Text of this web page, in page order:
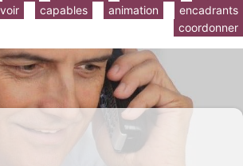
encadrants
animation
capables
coordonner